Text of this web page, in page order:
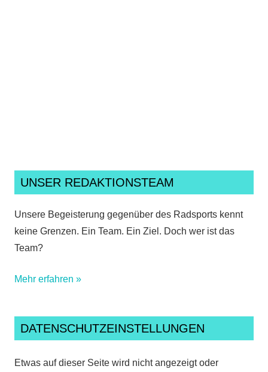
UNSER REDAKTIONSTEAM
Unsere Begeisterung gegenüber des Radsports kennt
keine Grenzen. Ein Team. Ein Ziel. Doch wer ist das
Team?
Mehr erfahren »
DATENSCHUTZEINSTELLUNGEN
Etwas auf dieser Seite wird nicht angezeigt oder